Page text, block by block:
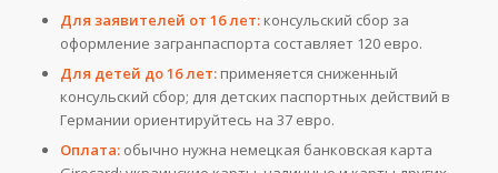
Для заявителей от 16 лет:консульский сбор за
оформление загранпаспорта составляет 120 евро.
Для детей до 16 лет:применяется сниженный
консульский сбор; для детских паспортных действий в
Германии ориентируйтесь на 37 евро.
Оплата:обычно нужна немецкая банковская карта